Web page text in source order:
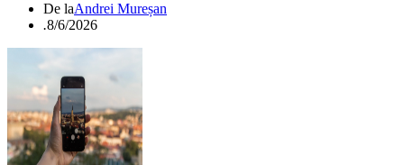
De laAndrei Mureșan
.8/6/2026